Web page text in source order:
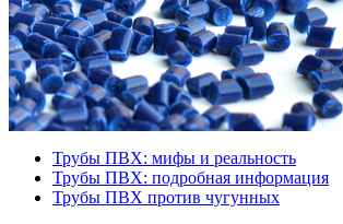
Трубы ПВХ: мифы и реальность
Трубы ПВХ: подробная информация
Трубы ПВХ против чугунных